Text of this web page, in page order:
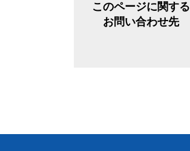
このページに関する
お問い合わせ先